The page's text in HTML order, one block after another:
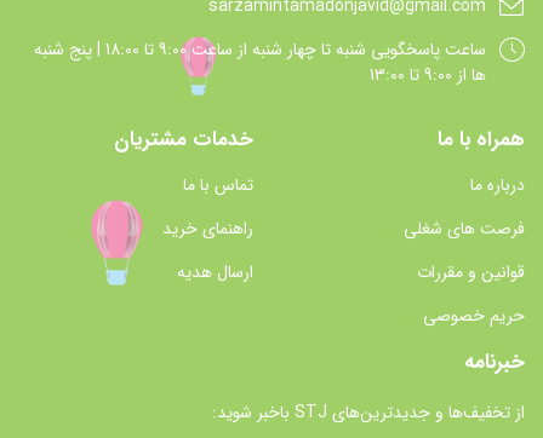
sarzamintamadonjavid@gmail.com
ساعت پاسخگويي شنبه تا چهار شنبه از ساعت 9:00 تا 18:00 | پنج شنبه
ها از 9:00 تا 13:00
همراه با ما
درباره ما
فرصت های شغلی
قوانین و مقررات
حریم خصوصی
خدمات مشتریان
تماس با ما
راهنمای خرید
ارسال هدیه
خبرنامه
از تخفیف‌ها و جدیدترین‌های STJ باخبر شوید: